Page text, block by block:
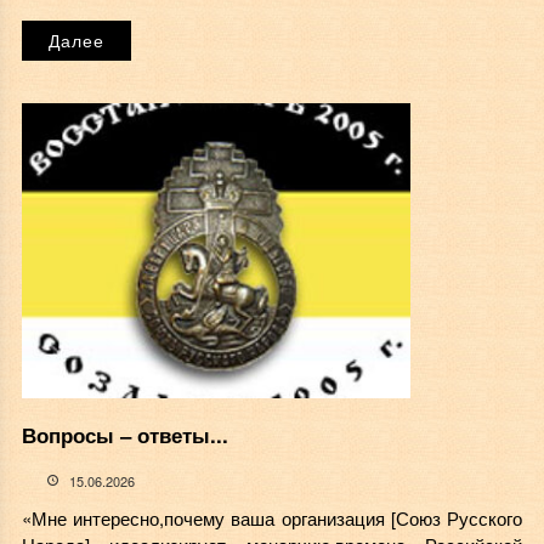
Далее
Вопросы ‒ ответы...
15.06.2026
«Мне интересно,почему ваша организация [Союз Русского